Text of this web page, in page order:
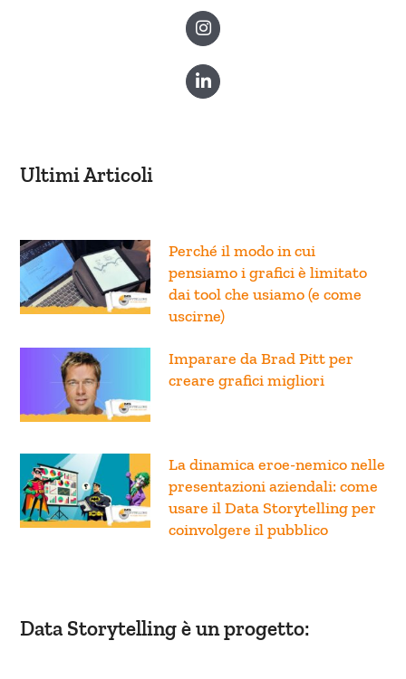
Perché il modo in cui
pensiamo i grafici è limitato
dai tool che usiamo (e come
Imparare da Brad Pitt per
La dinamica eroe-nemico nelle
presentazioni aziendali: come
usare il Data Storytelling per
Data Storytelling è un progetto: